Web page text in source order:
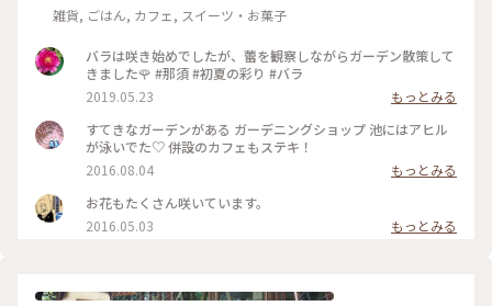
雑貨, ごはん, カフェ, スイーツ・お菓子
バラは咲き始めでしたが、蕾を観察しながらガーデン散策して
きました🌹 #那須 #初夏の彩り #バラ
2019.05.23
もっとみる
すてきなガーデンがある ガーデニングショップ 池にはアヒル
が泳いでた♡ 併設のカフェもステキ！
2016.08.04
もっとみる
お花もたくさん咲いています。
2016.05.03
もっとみる